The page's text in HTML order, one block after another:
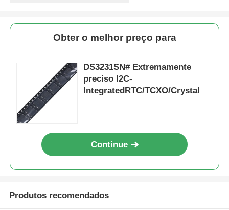
Obter o melhor preço para
DS3231SN# Extremamente
preciso I2C-
IntegratedRTC/TCXO/Crystal
Continue
Produtos recomendados